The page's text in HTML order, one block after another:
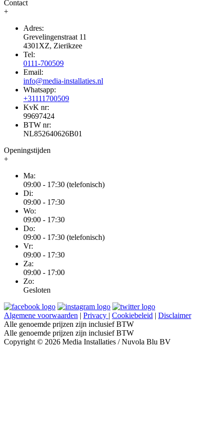
Contact
+
Adres:
Grevelingenstraat 11
4301XZ, Zierikzee
Tel:
0111-700509
Email:
info@media-installaties.nl
Whatsapp:
+31111700509
KvK nr:
99697424
BTW nr:
NL852640626B01
Openingstijden
+
Ma:
09:00 - 17:30 (telefonisch)
Di:
09:00 - 17:30
Wo:
09:00 - 17:30
Do:
09:00 - 17:30 (telefonisch)
Vr:
09:00 - 17:30
Za:
09:00 - 17:00
Zo:
Gesloten
Algemene voorwaarden | Privacy | Cookiebeleid | Disclaimer
Alle genoemde prijzen zijn inclusief BTW
Alle genoemde prijzen zijn inclusief BTW
Copyright © 2026 Media Installaties / Nuvola Blu BV